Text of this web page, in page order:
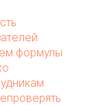
формулы